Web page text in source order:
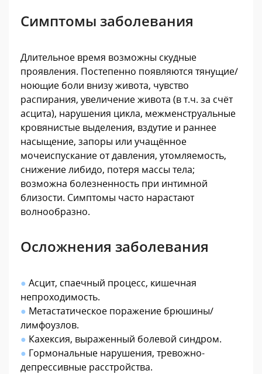
Симптомы заболевания
Длительное время возможны скудные
проявления. Постепенно появляются тянущие/
ноющие боли внизу живота, чувство
распирания, увеличение живота (в т.ч. за счёт
асцита), нарушения цикла, межменструальные
кровянистые выделения, вздутие и раннее
насыщение, запоры или учащённое
мочеиспускание от давления, утомляемость,
снижение либидо, потеря массы тела;
возможна болезненность при интимной
близости. Симптомы часто нарастают
волнообразно.
Осложнения заболевания
● Асцит, спаечный процесс, кишечная
непроходимость.
● Метастатическое поражение брюшины/
лимфоузлов.
● Кахексия, выраженный болевой синдром.
● Гормональные нарушения, тревожно-
депрессивные расстройства.